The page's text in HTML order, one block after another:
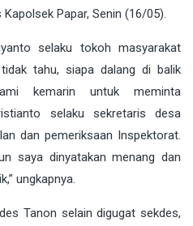
Papar, Senin (16/05).
selaku tokoh masyarakat
tahu, siapa dalang di balik
kemarin untuk meminta
selaku sekretaris desa
dan pemeriksaan Inspektorat.
saya dinyatakan menang dan
ungkapnya.
Tanon selain digugat sekdes,